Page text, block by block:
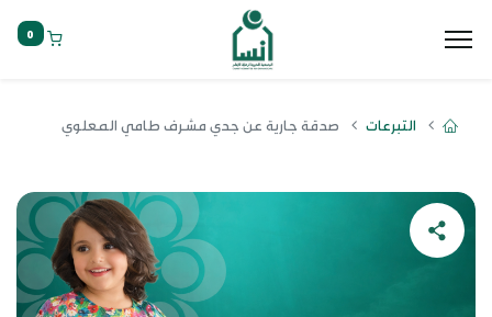
0
التبرعات صدقة جارية عن جدي مشرف طامي المعلوي